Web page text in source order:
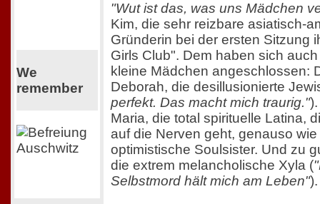
We
remember
"Wut ist das, was uns Mädchen
Kim, die sehr reizbare asiatisch-
Gründerin bei der ersten Sitzung
Girls Club". Dem haben sich
kleine Mädchen angeschlossen:
Deborah, die desillusionierte
perfekt. Das macht mich traurig."
Maria, die total spirituelle Latina,
auf die Nerven geht, genauso
optimistische Soulsister. Und zu
die extrem melancholische Xyla (
Selbstmord hält mich am Leben").